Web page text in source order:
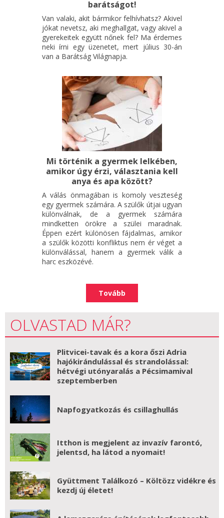
barátságot!
Van valaki, akit bármikor felhívhatsz? Akivel
jókat nevetsz, aki meghallgat, vagy akivel a
gyerekeitek együtt nőnek fel? Ma érdemes
neki írni egy üzenetet, mert július 30-án
van a Barátság Világnapja.
Mi történik a gyermek lelkében,
amikor úgy érzi, választania kell
anya és apa között?
A válás önmagában is komoly veszteség
egy gyermek számára. A szülők útjai ugyan
különválnak, de a gyermek számára
mindketten örökre a szülei maradnak.
Éppen ezért különösen fájdalmas, amikor
a szülők közötti konfliktus nem ér véget a
különválással, hanem a gyermek válik a
harc eszközévé.
Tovább
OLVASTAD MÁR?
Plitvicei-tavak és a kora őszi Adria
hajókirándulással és strandolással:
hétvégi utónyaralás a Pécsimamival
szeptemberben
Napfogyatkozás és csillaghullás
Itthon is megjelent az invazív farontó,
jelentsd, ha látod a nyomait!
Gyüttment Találkozó – Költözz vidékre és
kezdj új életet!